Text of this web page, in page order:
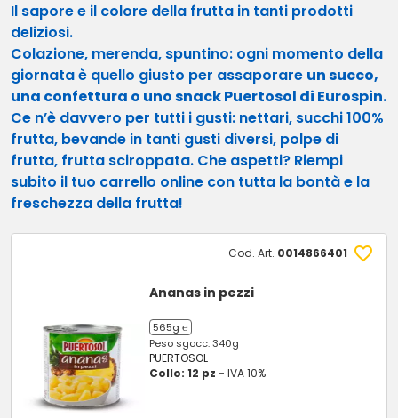
Il sapore e il colore della frutta in tanti prodotti
deliziosi.
Colazione, merenda, spuntino: ogni momento della
giornata è quello giusto per assaporare un succo,
una confettura o uno snack Puertosol di Eurospin.
Ce n’è davvero per tutti i gusti: nettari, succhi 100%
frutta, bevande in tanti gusti diversi, polpe di
frutta, frutta sciroppata. Che aspetti? Riempi
subito il tuo carrello online con tutta la bontà e la
freschezza della frutta!
Cod. Art. 0014866401
Ananas in pezzi
565g ℮
Peso sgocc. 340g
PUERTOSOL
Collo: 12 pz -IVA 10%